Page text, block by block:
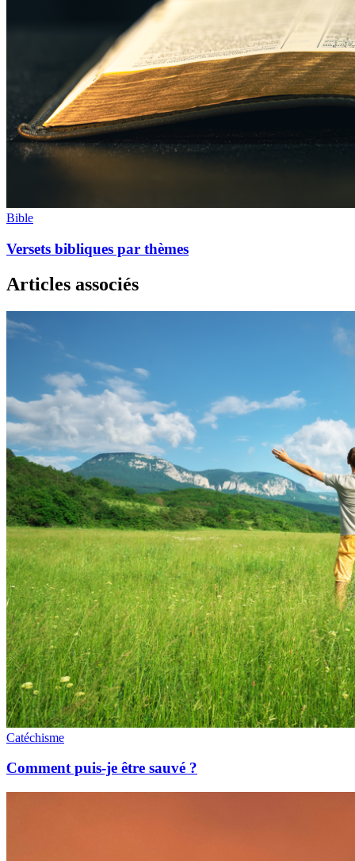
Bible
Versets bibliques par thèmes
Articles associés
Catéchisme
Comment puis-je être sauvé ?